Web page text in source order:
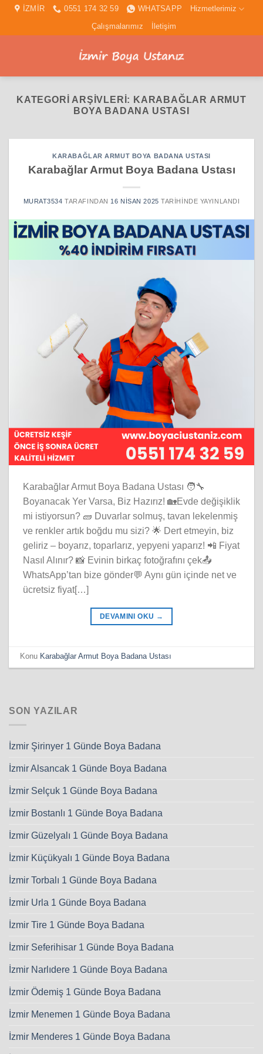
İçeriğeİZMİR 0551 174 32 59 WHATSAPP
Hizmetlerimiz
Çalışmalarımız
İletişim
KATEGORI ARŞIVLERI: KARABAĞLAR ARMUT
BOYA BADANA USTASI
KARABAĞLAR ARMUT BOYA BADANA USTASI
Karabağlar Armut Boya Badana Ustası
MURAT3534 TARAFINDAN 16 NISAN 2025 TARIHINDE YAYINLANDI
Karabağlar Armut Boya Badana Ustası 🧑‍🔧
Boyanacak Yer Varsa, Biz Hazırız! 🏡Evde değişiklik
mi istiyorsun? 🧱 Duvarlar solmuş, tavan lekelenmiş
ve renkler artık boğdu mu sizi? 🌟 Dert etmeyin, biz
geliriz – boyarız, toparlarız, yepyeni yaparız! 📲 Fiyat
Nasıl Alınır? 📸 Evinin birkaç fotoğrafını çek📤
WhatsApp’tan bize gönder💬 Aynı gün içinde net ve
ücretsiz fiyat[…]
DEVAMINI OKU →
Konu Karabağlar Armut Boya Badana Ustası
SON YAZILAR
İzmir Şirinyer 1 Günde Boya Badana
İzmir Alsancak 1 Günde Boya Badana
İzmir Selçuk 1 Günde Boya Badana
İzmir Bostanlı 1 Günde Boya Badana
İzmir Güzelyalı 1 Günde Boya Badana
İzmir Küçükyalı 1 Günde Boya Badana
İzmir Torbalı 1 Günde Boya Badana
İzmir Urla 1 Günde Boya Badana
İzmir Tire 1 Günde Boya Badana
İzmir Seferihisar 1 Günde Boya Badana
İzmir Narlıdere 1 Günde Boya Badana
İzmir Ödemiş 1 Günde Boya Badana
İzmir Menemen 1 Günde Boya Badana
İzmir Menderes 1 Günde Boya Badana